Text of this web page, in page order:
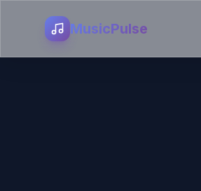
MusicPulse